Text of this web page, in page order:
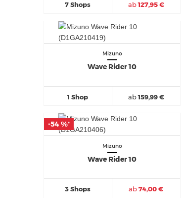
7 Shops ab127,95 €
Mizuno
Wave Rider 10
1 Shop ab159,99 €
Mizuno
Wave Rider 10
3 Shops ab74,00 €
-54 %*
-54 %*